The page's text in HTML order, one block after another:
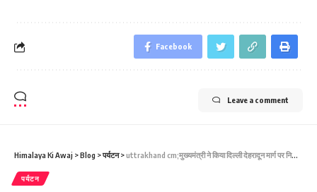
Facebook
Leave a comment
Himalaya Ki Awaj >Blog >पर्यटन>uttrakhand cm;मुख्‍यमंत्री ने किया दिल्‍ली देहरादून मार्ग पर निर्माण् कार्यों का निरीक्षण
पर्यटन